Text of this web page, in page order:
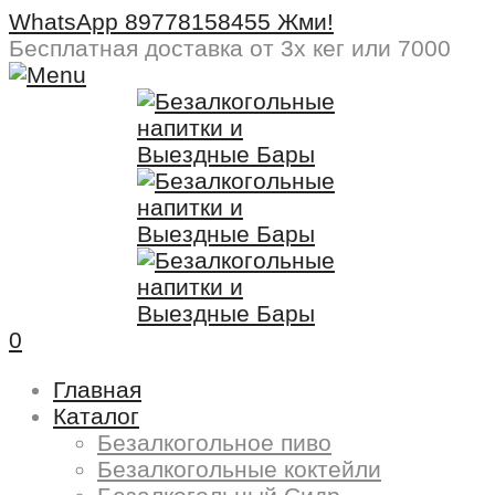
WhatsApp 89778158455 Жми!
Бесплатная доставка от 3х кег или 7000
0
Главная
Каталог
Безалкогольное пиво
Безалкогольные коктейли